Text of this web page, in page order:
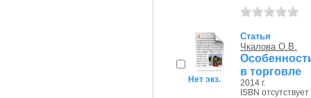
Нет экз.
Статья
Чкалова О.В.
в торговле
2014 г.
ISBN отсутствует